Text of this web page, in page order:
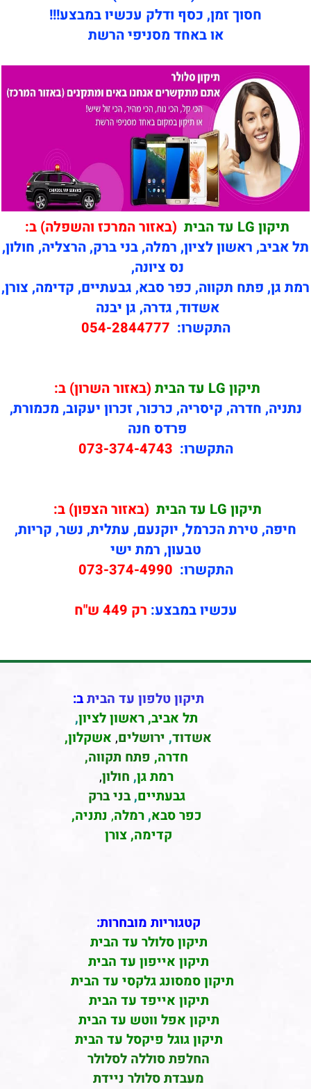
חסוך זמן, כסף ודלק עכשיו במבצע!!!
או באחד מסניפי הרשת
תיקון LG עד הבית
(באזור המרכז והשפלה) ב:
תל אביב, ראשון לציון, רמלה, בני ברק, הרצליה, חולון,
נס ציונה,
רמת גן, פתח תקווה, כפר סבא, גבעתיים, קדימה, צורן,
אשדוד, גדרה, גן יבנה
התקשרו: 054-2844777
תיקון LG עד הבית
(באזור השרון) ב:
נתניה, חדרה, קיסריה, כרכור, זכרון יעקוב, מכמורת,
פרדס חנה
התקשרו: 073-374-4743
תיקון LG עד הבית
(באזור הצפון) ב:
חיפה, טירת הכרמל, יוקנעם, עתלית, נשר, קריות,
טבעון, רמת ישי
התקשרו: 073-374-4990
עכשיו במבצע: רק 449 ש"ח
תיקון טלפון עד הביתב:
תל אביב, ראשון לציון,
אשדוד, ירושלים, אשקלון,
חדרה, פתח תקווה,
רמת גן, חולון,
גבעתיים,בני ברק
כפר סבא,רמלה, נתניה,
קדימה, צורן
קטגוריות מובחרות:
תיקון סלולר עד הבית
תיקון אייפון עד הבית
תיקון סמסונג גלקסי עד הבית
תיקון אייפד עד הבית
תיקון אפל ווטש עד הבית
תיקון גוגל פיקסל עד הבית
החלפת סוללה לסלולר
מעבדת סלולר ניידת